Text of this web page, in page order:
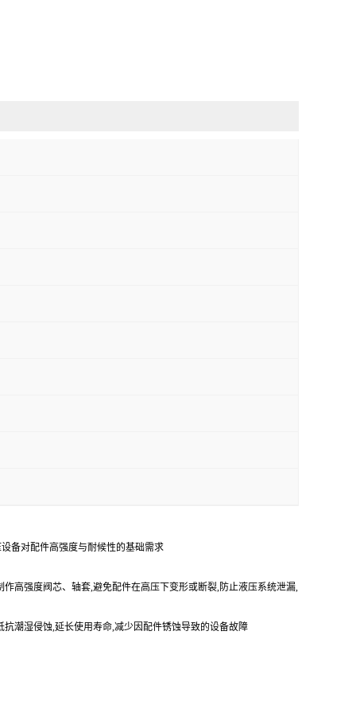
备对配件高强度与耐候性的基础需求
高强度阀芯、轴套,避免配件在高压下变形或断裂,防止液压系统泄漏,
潮湿侵蚀,延长使用寿命,减少因配件锈蚀导致的设备故障